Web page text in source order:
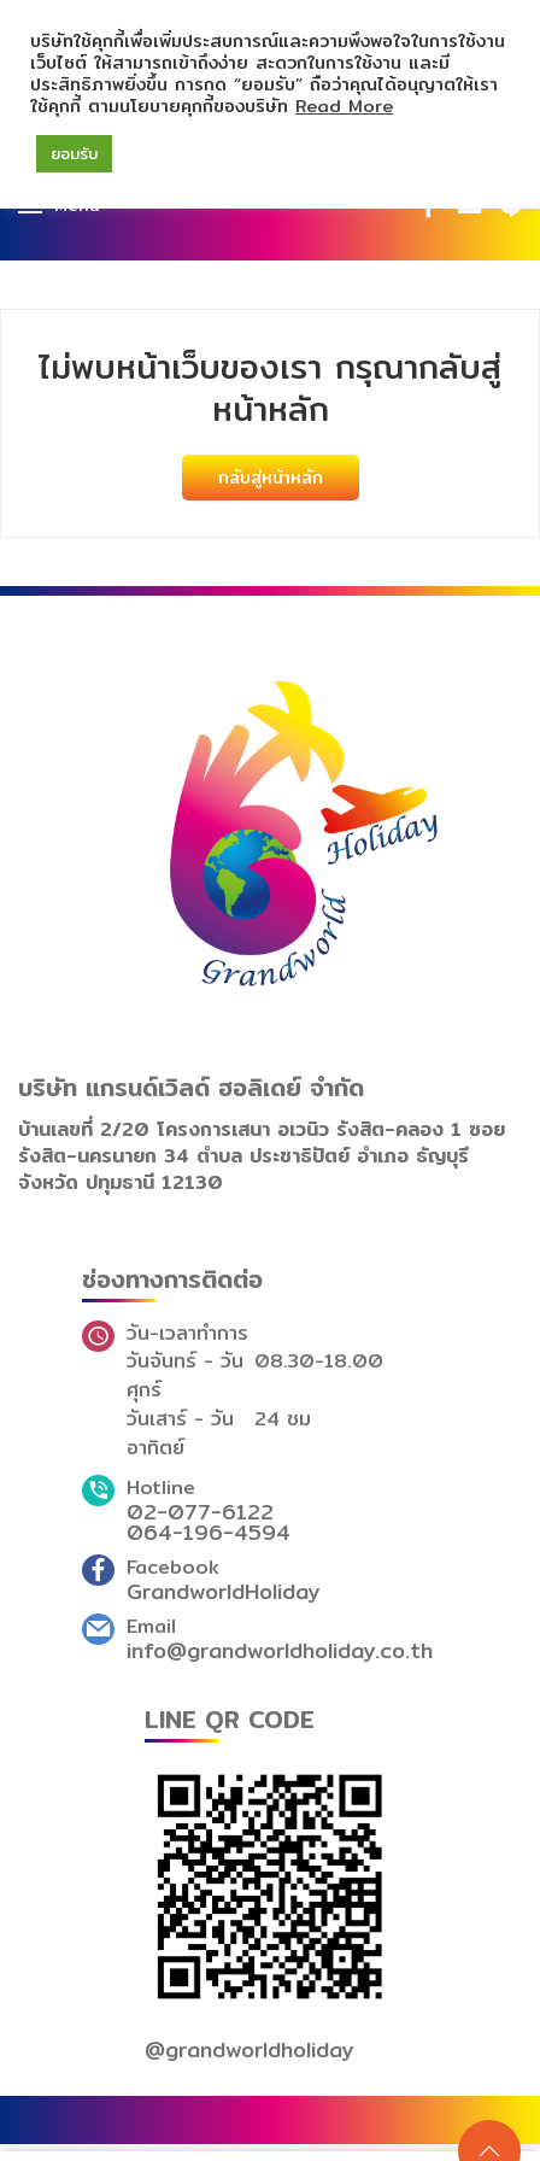
Menu
ไม่พบหน้าเว็บของเรา กรุณากลับสู่
หน้าหลัก
กลับสู่หน้าหลัก
บริษัทใช้คุกกี้เพื่อเพิ่มประสบการณ์และความพึงพอใจในการใช้งาน
เว็บไซต์ ให้สามารถเข้าถึงง่าย สะดวกในการใช้งาน และมี
ประสิทธิภาพยิ่งขึ้น การกด “ยอมรับ” ถือว่าคุณได้อนุญาตให้เรา
ใช้คุกกี้ ตามนโยบายคุกกี้ของบริษัท Read More
ยอมรับ
บริษัท แกรนด์เวิลด์ ฮอลิเดย์ จำกัด
บ้านเลขที่ 2/20 โครงการเสนา อเวนิว รังสิต-คลอง 1 ซอย
รังสิต-นครนายก 34 ตำบล ประชาธิปัตย์ อำเภอ ธัญบุรี
จังหวัด ปทุมธานี 12130
ช่องทางการติดต่อ
วัน-เวลาทำการ
วันจันทร์ - วัน
ศุกร์
08.30-18.00
วันเสาร์ - วัน
อาทิตย์
24 ชม
Hotline
02-077-6122
064-196-4594
Facebook
GrandworldHoliday
Email
info@grandworldholiday.co.th
LINE QR CODE
@grandworldholiday